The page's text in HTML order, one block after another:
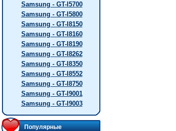
Samsung - GT-I5700
Samsung - GT-I5800
Samsung - GT-I8150
Samsung - GT-I8160
Samsung - GT-I8190
Samsung - GT-I8262
Samsung - GT-I8350
Samsung - GT-I8552
Samsung - GT-I8750
Samsung - GT-I9001
Samsung - GT-I9003
Популярные